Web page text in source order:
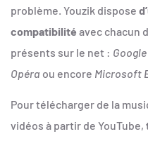
problème. Youzik dispose
compatibilité avec chacun
présents sur le net :
Opéra ou encore Microsoft
Pour télécharger de la
vidéos à partir de YouTube,